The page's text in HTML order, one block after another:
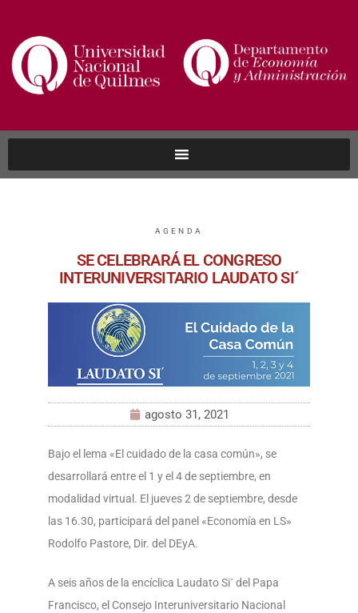
AGENDA
SE CELEBRARÁ EL CONGRESO
INTERUNIVERSITARIO LAUDATO SI´
agosto 31, 2021
Bajo el lema «El cuidado de la casa común», se
desarrollará entre el 1 y el 4 de septiembre, en
modalidad virtual. El jueves 2 de septiembre, desde
las 16.30, participará del panel «Economía en LS»
Rodolfo Pastore, Dir. del DEyA.
A seis años de la encíclica Laudato Si´ del Papa
Francisco, el Consejo Interuniversitario Nacional